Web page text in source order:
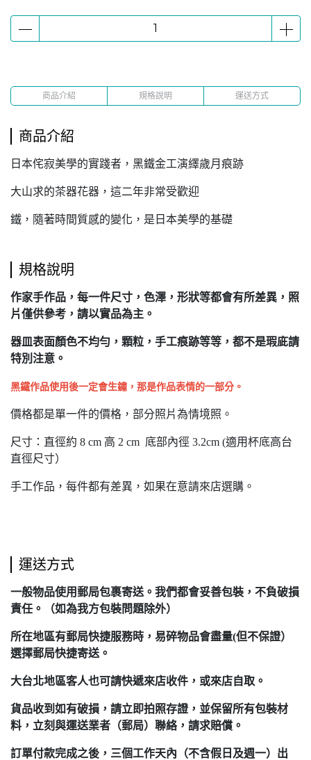
商品介紹 規格說明 運送方式
商品介紹
日本侘寂美學的實踐者，黑鐵金工演繹歲月痕跡
大山求的茶器花器，這二年非常受歡迎
鐵，隨著時間質感的變化，是日本美學的基礎
規格說明
作家手作品，每一件尺寸，色澤，形狀等都會有所差異，照
片僅供參考，請以實品為主。
器皿表面顏色不均勻，顆粒，手工痕跡等等，都不是瑕庛請
特別注意。
黑鐵作品使用後一定會生鏽，那是作品表情的一部分。
價格都是單一件的價格，部分照片為情境照。
尺寸：直徑約 8 cm 高 2 cm 底部內徑 3.2cm (適用杯底高台
直徑尺寸）
手工作品，每件都有差異，如果在意請來店選購。
運送方式
一般物品使用郵局包裹寄送。我們都會妥善包裝，不負破損
責任。（如為我方包裝問題除外）
所在地區有郵局快捷服務時，易碎物品會盡量(但不保證）
選擇郵局快捷寄送。
大台北地區客人也可請快遞來店收件，或來店自取。
貨品收到如有破損，請立即拍照存證，並保留所有包裝材
料，立刻與運送業者（郵局）聯絡，請求賠償。
訂單付款完成之後，三個工作天內（不含假日及週一）出